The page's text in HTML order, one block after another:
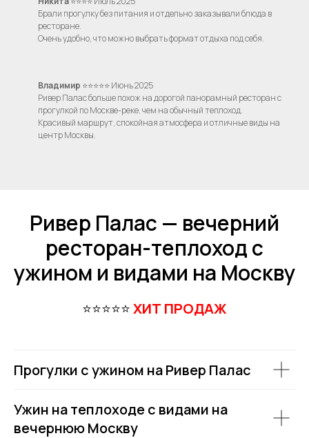
Брали прогулку без питания и отдельно заказывали блюда в
ресторане.
Очень удобно, что можно выбрать формат отдыха под себя.
Владимир ⭐⭐⭐⭐⭐ Июнь 2025
Ривер Палас больше похож на дорогой панорамный ресторан с
прогулкой по Москве-реке, чем на обычный теплоход.
Красивый маршрут, спокойная атмосфера и отличные виды на
центр Москвы.
Ривер Палас — вечерний
ресторан-теплоход с
ужином и видами на Москву
⭐⭐⭐⭐⭐ХИТ ПРОДАЖ
Прогулки с ужином на Ривер Палас
Ужин на теплоходе с видами на
вечернюю Москву